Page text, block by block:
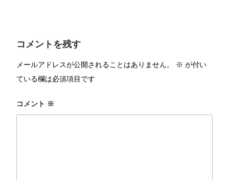
コメントを残す
メールアドレスが公開されることはありません。 ※ が付い
ている欄は必須項目です
コメント ※